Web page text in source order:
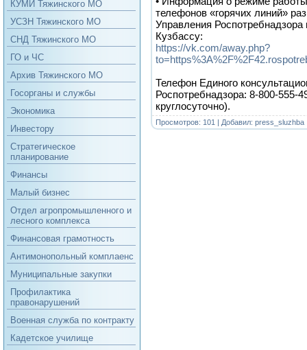
КУМИ Тяжинского МО
УСЗН Тяжинского МО
СНД Тяжинского МО
ГО и ЧС
Архив Тяжинского МО
Госорганы и службы
Экономика
Инвестору
Стратегическое
планирование
Финансы
Малый бизнес
Отдел агропромышленного и
лесного комплекса
Финансовая грамотность
Антимонопольный комплаенс
Муниципальные закупки
Профилактика
правонарушений
Военная служба по контракту
Кадетское училище
телефонов «горячих линий»
Управления
Кузбассу:
https://vk.com/away.php?
Телефон Единого
Роспотребнадзора: 8-800-555-
круглосуточно).
Просмотров: 101 | Добавил: press_sluzhba